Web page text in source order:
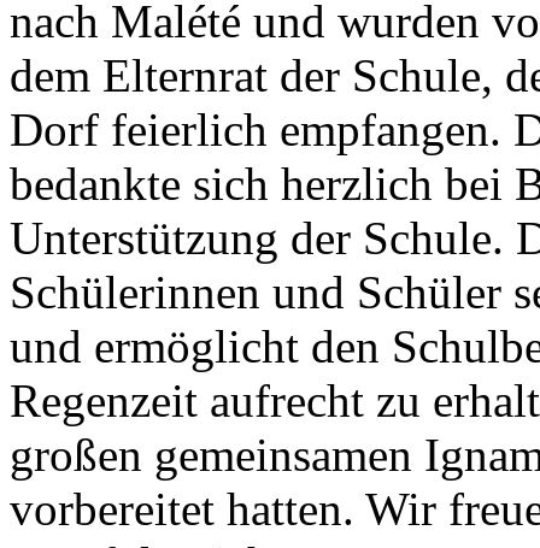
nach Malété und wurden
dem Elternrat der Schule,
Dorf feierlich empfangen.
bedankte sich herzlich bei
Unterstützung der Schule.
Schülerinnen und Schüler
und ermöglicht den
Regenzeit aufrecht zu
großen gemeinsamen
vorbereitet hatten. Wir